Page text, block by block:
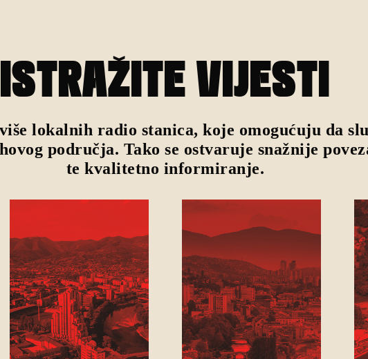
ISTRAŽITE VIJESTI
lokalnih radio stanica, koje omogućuju da
područja. Tako se ostvaruje snažnije
te kvalitetno informiranje.